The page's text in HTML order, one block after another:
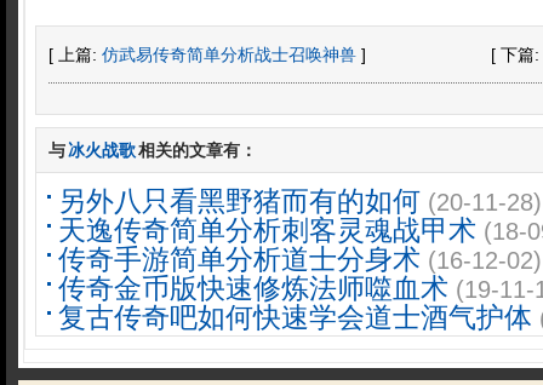
[ 上篇: 仿武易传奇简单分析战士召唤神兽 ] [ 下篇:
与冰火战歌相关的文章有：
另外八只看黑野猪而有的如何 (20-11-28)
天逸传奇简单分析刺客灵魂战甲术 (18-
传奇手游简单分析道士分身术 (16-12-02)
传奇金币版快速修炼法师噬血术 (19-11-
复古传奇吧如何快速学会道士酒气护体